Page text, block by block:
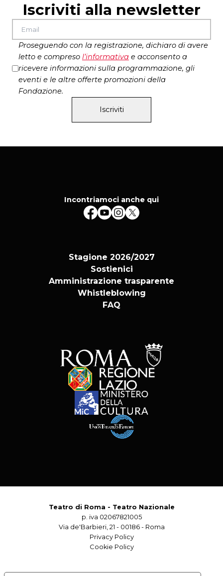
Iscriviti alla newsletter
Proseguendo con la registrazione, dichiaro di avere
letto e compreso l’informativa e acconsento a
ricevere informazioni sulla programmazione, gli
eventi e le altre offerte promozioni della
Fondazione.
Iscriviti
Incontriamoci anche qui
Stagione 2026/2027
Sostienici
Amministrazione trasparente
Whistleblowing
FAQ
Teatro di Roma - Teatro Nazionale
p. iva 02067821005
Via de'Barbieri, 21 - 00186 - Roma
Privacy Policy
Cookie Policy